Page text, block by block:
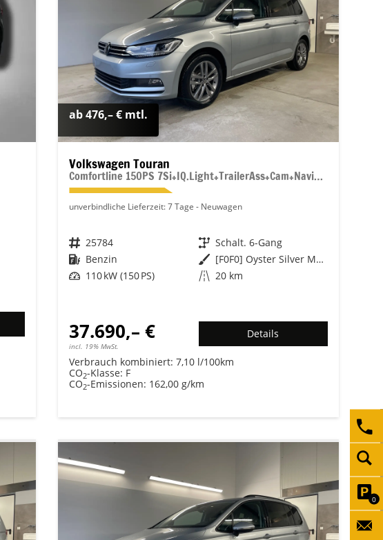
0
ab 476,– € mtl.
Volkswagen Touran
Comfortline 150PS 7Si+IQ.Light+TrailerAss+Cam+Navi+Kamera+Alarm+Kessy+App-Connect
unverbindliche Lieferzeit:7 Tage Neuwagen
Fahrzeugnr. 25784 Getriebe Schalt. 6-Gang
Kraftstoff Benzin Außenfarbe
[F0F0] Oyster Silver Metallic
Leistung 110 kW (150 PS) Kilometerstand 20 km
37.690,– €
incl. 19% MwSt.
Details
Verbrauch kombiniert:7,10 l/100km
CO2-Klasse: F
CO2-Emissionen: 162,00 g/km